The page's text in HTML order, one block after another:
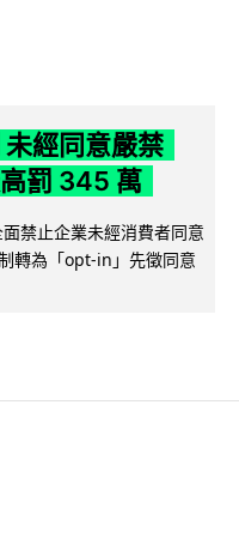
經同意嚴禁
罰 345 萬
禁止企業未經消費者同意
轉為「opt-in」先徵同意